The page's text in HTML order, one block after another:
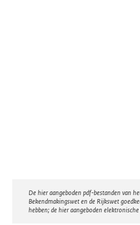
Disclaimer
De hier aangeboden pdf-bestanden van
Bekendmakingswet en de Rijkswet
hebben; de hier aangeboden